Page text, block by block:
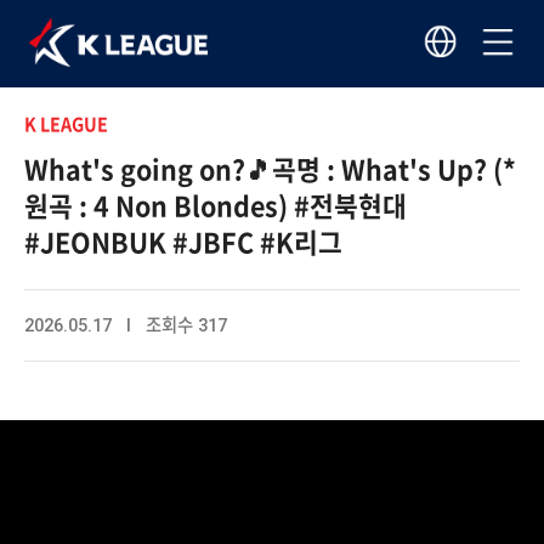
K LEAGUE
What's going on?🎵곡명 : What's Up? (*
원곡 : 4 Non Blondes) #전북현대
#JEONBUK #JBFC #K리그
2026.05.17 I 조회수 317